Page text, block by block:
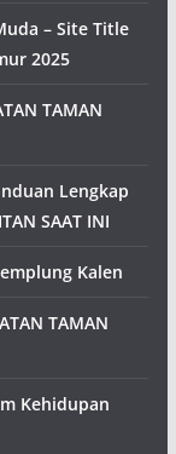
– Site Title
2025
TAMAN
Lengkap
SAAT INI
Kalen
TAMAN
Kehidupan